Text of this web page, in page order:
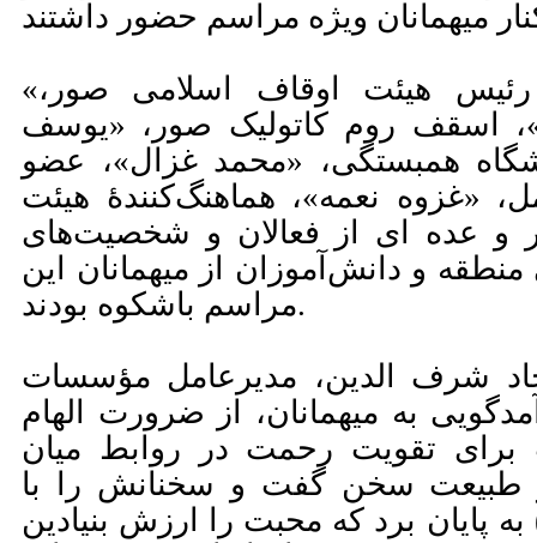
«شیخ عصام کساب»، رئیس هیئت اوقاف اسلامی صور،
اسقف روم کاتولیک صور، «یوسف
همبستگی، «محمد غزال»، عضو
«غزوه نعمه»، هماهنگ‌کنندۀ هیئت
و عده ای از فعالان و شخصیت‌های
و دانش‌آموزان از میهمانان این
مراسم باشکوه بودند.
شرف الدین، مدیرعامل مؤسسات
به میهمانان، از ضرورت الهام
برای تقویت رحمت در روابط میان
و طبیعت سخن گفت و سخنانش را با
پایان برد که محبت را ارزش بنیادین